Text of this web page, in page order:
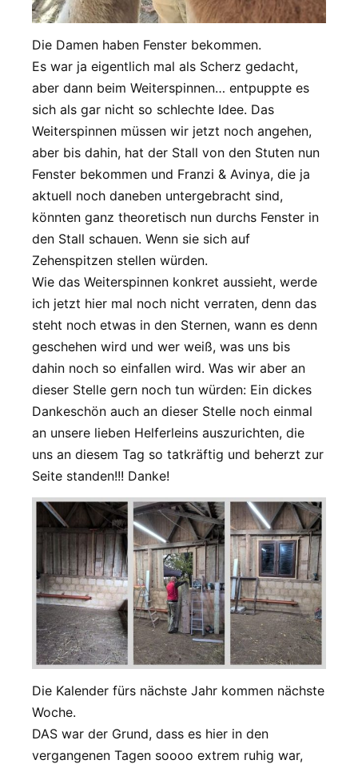
Die Damen haben Fenster bekommen.
Es war ja eigentlich mal als Scherz gedacht,
aber dann beim Weiterspinnen… entpuppte es
sich als gar nicht so schlechte Idee. Das
Weiterspinnen müssen wir jetzt noch angehen,
aber bis dahin, hat der Stall von den Stuten nun
Fenster bekommen und Franzi & Avinya, die ja
aktuell noch daneben untergebracht sind,
könnten ganz theoretisch nun durchs Fenster in
den Stall schauen. Wenn sie sich auf
Zehenspitzen stellen würden.
Wie das Weiterspinnen konkret aussieht, werde
ich jetzt hier mal noch nicht verraten, denn das
steht noch etwas in den Sternen, wann es denn
geschehen wird und wer weiß, was uns bis
dahin noch so einfallen wird. Was wir aber an
dieser Stelle gern noch tun würden: Ein dickes
Dankeschön auch an dieser Stelle noch einmal
an unsere lieben Helferleins auszurichten, die
uns an diesem Tag so tatkräftig und beherzt zur
Seite standen!!! Danke!
Die Kalender fürs nächste Jahr kommen nächste
Woche.
DAS war der Grund, dass es hier in den
vergangenen Tagen soooo extrem ruhig war,